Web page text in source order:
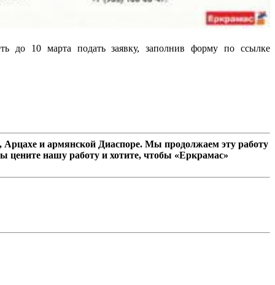
до 10 марта подать заявку, заполнив форму по ссылке
и армянской Диаспоре. Мы продолжаем эту работу
цените нашу работу и хотите, чтобы «Еркрамас»